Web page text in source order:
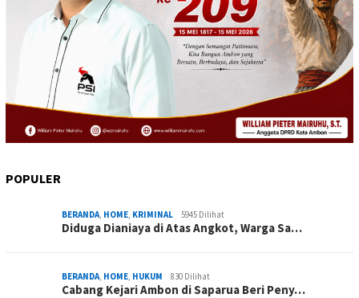
POPULER
BERANDA, HOME, KRIMINAL 5945 Dilihat
Diduga Dianiaya di Atas Angkot, Warga Sa…
BERANDA, HOME, HUKUM 830 Dilihat
Cabang Kejari Ambon di Saparua Beri Peny…